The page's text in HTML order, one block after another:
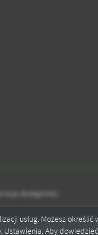
usług. Możesz
Aby
dostępności